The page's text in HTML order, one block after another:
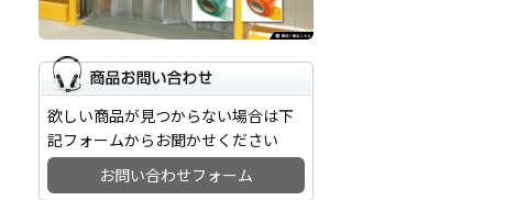
欲しい商品が見つからない場合は下
記フォームからお聞かせください
お問い合わせフォーム